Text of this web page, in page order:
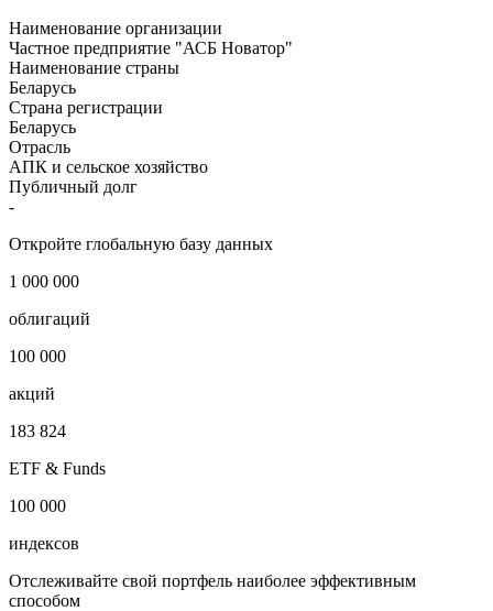
Наименование организации
Частное предприятие "АСБ Новатор"
Наименование страны
Беларусь
Страна регистрации
Беларусь
Отрасль
АПК и сельское хозяйство
Публичный долг
-
Откройте глобальную базу данных
1 000 000
облигаций
100 000
акций
183 824
ETF & Funds
100 000
индексов
Отслеживайте свой портфель наиболее эффективным
способом